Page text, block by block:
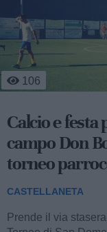
500
Occhiali da
Pediatria del
CASTELLANETA
Stamane, nella
San Pio di
bambini in cura....